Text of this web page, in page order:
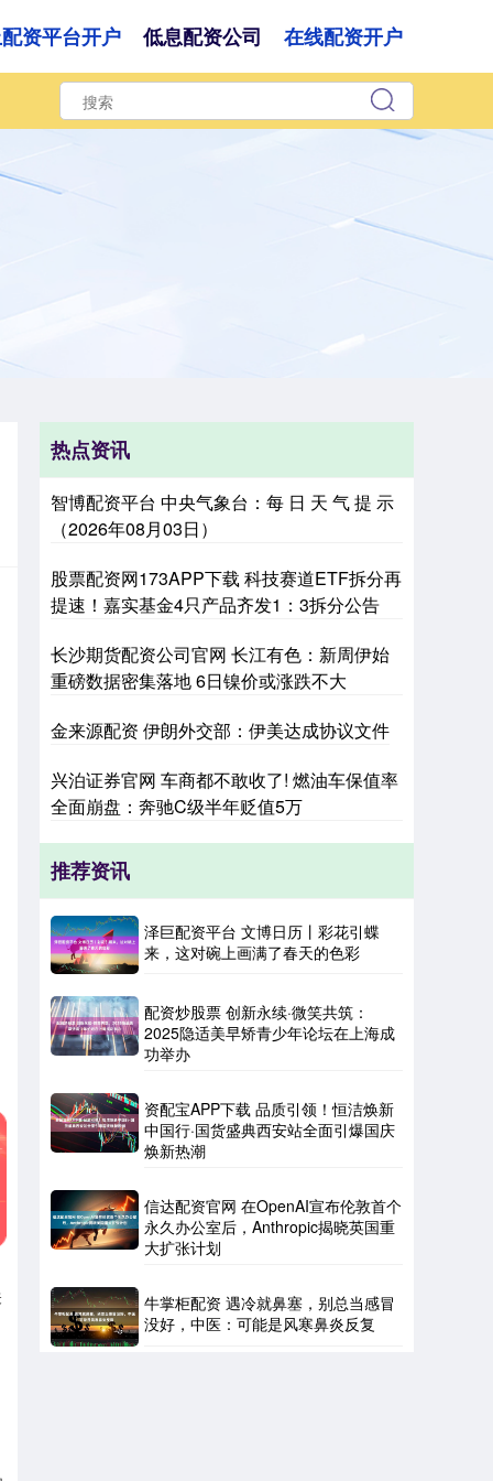
资平台开户 低息配资公司 在线配资开户
热点资讯
智博配资平台 中央气象台：每 日 天 气 提 示
（2026年08月03日）
股票配资网173APP下载 科技赛道ETF拆分再
提速！嘉实基金4只产品齐发1：3拆分公告
长沙期货配资公司官网 长江有色：新周伊始
重磅数据密集落地 6日镍价或涨跌不大
金来源配资 伊朗外交部：伊美达成协议文件
兴泊证券官网 车商都不敢收了! 燃油车保值率
全面崩盘：奔驰C级半年贬值5万
推荐资讯
泽巨配资平台 文博日历丨彩花引蝶
来，这对碗上画满了春天的色彩
配资炒股票 创新永续·微笑共筑：
2025隐适美早矫青少年论坛在上海成
功举办
资配宝APP下载 品质引领！恒洁焕新
中国行·国货盛典西安站全面引爆国庆
焕新热潮
信达配资官网 在OpenAI宣布伦敦首个
永久办公室后，Anthropic揭晓英国重
大扩张计划
牛掌柜配资 遇冷就鼻塞，别总当感冒
没好，中医：可能是风寒鼻炎反复